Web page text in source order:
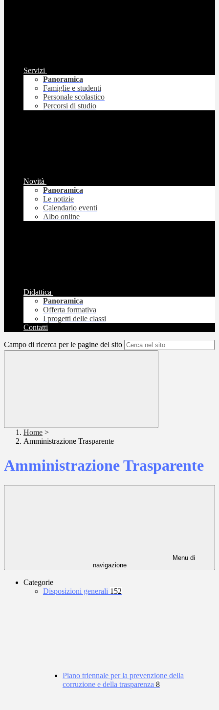
Servizi
Panoramica
Famiglie e studenti
Personale scolastico
Percorsi di studio
Novità
Panoramica
Le notizie
Calendario eventi
Albo online
Didattica
Panoramica
Offerta formativa
I progetti delle classi
Contatti
Campo di ricerca per le pagine del sito
Home >
Amministrazione Trasparente
Amministrazione Trasparente
Menu di
navigazione
Categorie
Disposizioni generali 152
Piano triennale per la prevenzione della
corruzione e della trasparenza 8